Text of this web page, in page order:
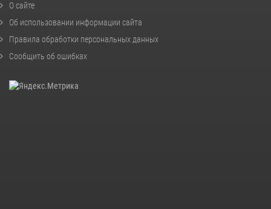
О сайте
Об использовании информации сайта
Правила обработки персональных данных
Сообщить об ошибках